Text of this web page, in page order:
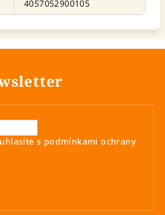
4057052900105
s podmínkami ochrany